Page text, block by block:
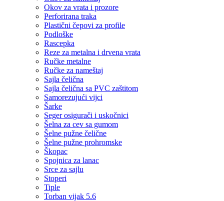
Okov za vrata i prozore
Perforirana traka
Plastični čepovi za profile
Podloške
Rascepka
Reze za metalna i drvena vrata
Ručke metalne
Ručke za nameštaj
Sajla čelična
Sajla čelična sa PVC zaštitom
Samorezujući vijci
Šarke
Seger osigurači i uskočnici
Šelna za cev sa gumom
Šelne pužne čelične
Šelne pužne prohromske
Škopac
Spojnica za lanac
Srce za sajlu
Stoperi
Tiple
Torban vijak 5.6